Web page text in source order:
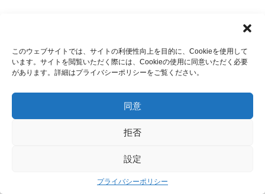
このウェブサイトでは、サイトの利便性向上を目的に、Cookieを使用して
います。サイトを閲覧いただく際には、Cookieの使用に同意いただく必要
があります。詳細はプライバシーポリシーをご覧ください。
同意
拒否
設定
プライバシーポリシー
Copyright © COOL JAPAN TRAVEL, Inc.